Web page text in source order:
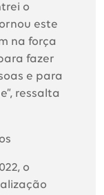
o
este
na força
fazer
e para
ressalta
o